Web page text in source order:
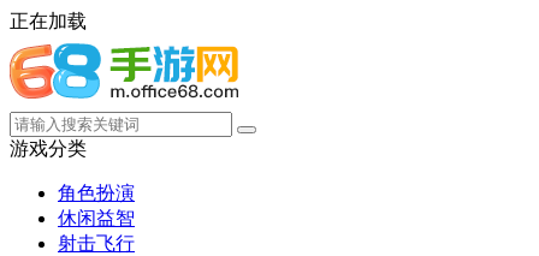
正在加载
游戏分类
角色扮演
休闲益智
射击飞行